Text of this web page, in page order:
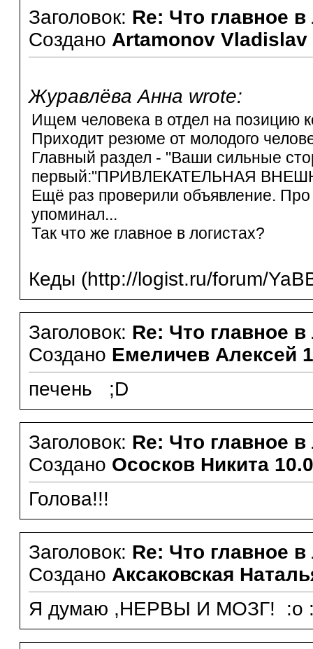
Заголовок: Re: Что главное в
Создано Artamonov Vladislav
Журавлёва Анна wrote:
Ищем человека в отдел на позицию
Приходит резюме от молодого
Главный раздел - "Ваши сильные
первый:"ПРИВЛЕКАТЕЛЬНАЯ
Ещё раз проверили объявление. Про
упоминал...
Так что же главное в логистах?
Кеды (http://logist.ru/forum/
Заголовок: Re: Что главное в
Создано Емеличев Алексей
печень ;D
Заголовок: Re: Что главное в
Создано Ососков Никита
Голова!!!
Заголовок: Re: Что главное в
Создано Аксаковская
Я думаю ,НЕРВЫ И МОЗГ! :o